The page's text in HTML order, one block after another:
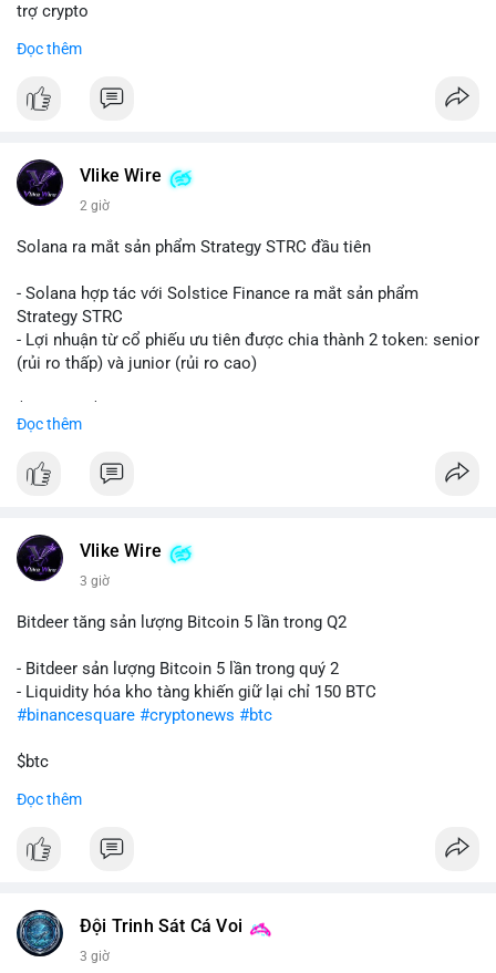
trợ crypto
nghỉ tháng 8
#binancesquare
#vlikevn #titanbot
📰 Nguồn: CoinDesk
Đọc thêm
Vlike Wire
2 giờ
Solana ra mắt sản phẩm Strategy STRC đầu tiên
- Solana hợp tác với Solstice Finance ra mắt sản phẩm
Strategy STRC
- Lợi nhuận từ cổ phiếu ưu tiên được chia thành 2 token: senior
(rủi ro thấp) và junior (rủi ro cao)
Đọc thêm
Vlike Wire
3 giờ
Bitdeer tăng sản lượng Bitcoin 5 lần trong Q2
- Bitdeer sản lượng Bitcoin 5 lần trong quý 2
- Liquidity hóa kho tàng khiến giữ lại chỉ 150 BTC
#binancesquare #cryptonews #btc
$btc
#vlikevn
📰 Nguồn: Cointelegraph
Đọc thêm
Đội Trinh Sát Cá Voi
3 giờ